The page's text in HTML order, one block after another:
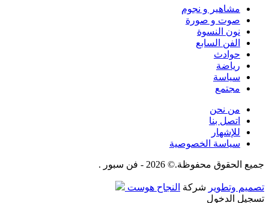
مشاهير و نجوم
صوت و صورة
نون النسوة
الفن السابع
حوادث
رياضة
سياسة
مجتمع
من نحن
اتصل بنا
للإشهار
سياسة الخصوصية
جميع الحقوق محفوظة.© 2026 - فن سبور .
تصميم وتطوير شركة النجاح هوست
تسجيل الدخول